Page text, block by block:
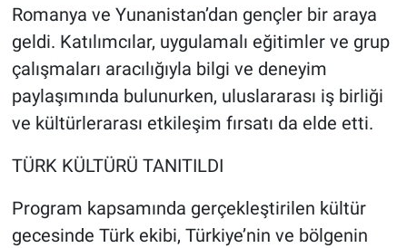
Romanya ve Yunanistan’dan gençler bir araya
geldi. Katılımcılar, uygulamalı eğitimler ve grup
çalışmaları aracılığıyla bilgi ve deneyim
paylaşımında bulunurken, uluslararası iş birliği
ve kültürlerarası etkileşim fırsatı da elde etti.
TÜRK KÜLTÜRÜ TANITILDI
Program kapsamında gerçekleştirilen kültür
gecesinde Türk ekibi, Türkiye’nin ve bölgenin